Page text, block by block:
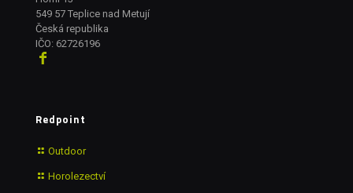
549 57 Teplice nad Metují
Česká republika
IČO: 62726196
Redpoint
Outdoor
Horolezectví